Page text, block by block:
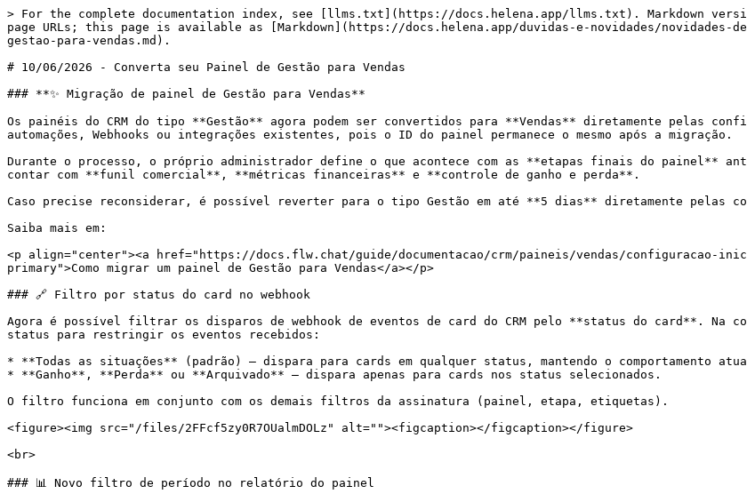
> For the complete documentation index, see [llms.txt](https://docs.helena.app/llms.txt). Markdown
page URLs; this page is available as [Markdown](https://docs.helena.app/duvidas-e-novidades/novidades-
gestao-para-vendas.md).
# 10/06/2026 - Converta seu Painel de Gestão para Vendas
### **✨ Migração de painel de Gestão para Vendas**
Os painéis do CRM do tipo **Gestão** agora podem ser convertidos para **Vendas** diretamente pelas
automações, Webhooks ou integrações existentes, pois o ID do painel permanece o mesmo após a migração.
Durante o processo, o próprio administrador define o que acontece com as **etapas finais do painel**
contar com **funil comercial**, **métricas financeiras** e **controle de ganho e perda**.
Caso precise reconsiderar, é possível reverter para o tipo Gestão em até **5 dias** diretamente pelas
Saiba mais em:
<p align="center"><a href="https://docs.flw.chat/guide/documentacao/crm/paineis/vendas/configuracao-
primary">Como migrar um painel de Gestão para Vendas</a></p>
### 🔗 Filtro por status do card no webhook
Agora é possível filtrar os disparos de webhook de eventos de card do CRM pelo **status do card**. Na
status para restringir os eventos recebidos:
* **Todas as situações** (padrão) — dispara para cards em qualquer status, mantendo o comportamento
* **Ganho**, **Perda** ou **Arquivado** — dispara apenas para cards nos status selecionados.
O filtro funciona em conjunto com os demais filtros da assinatura (painel, etapa, etiquetas).
<figure><img src="/files/2FFcf5zy0R7OUalmDOLz" alt=""><figcaption></figcaption></figure>
<br>
### 📊 Novo filtro de período no relatório do painel